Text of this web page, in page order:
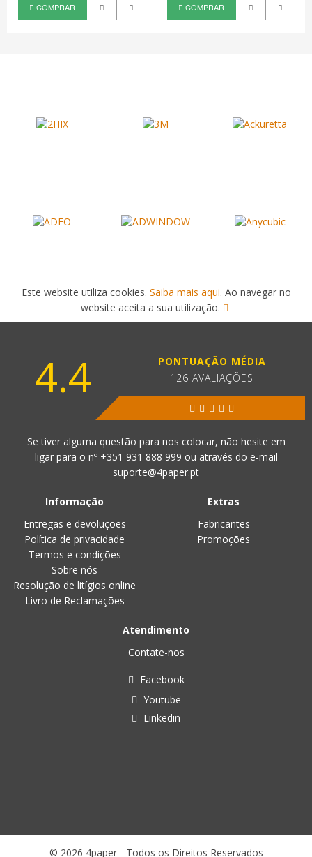
COMPRAR COMPRAR
Este website utiliza cookies. Saiba mais aqui. Ao navegar no
website aceita a sua utilização.
4.4
PONTUAÇÃO MÉDIA
126 AVALIAÇÕES
Se tiver alguma questão para nos colocar, não hesite em
ligar para o nº +351 931 888 999 ou através do e-mail
suporte@4paper.pt
Informação
Entregas e devoluções
Política de privacidade
Termos e condições
Sobre nós
Resolução de litígios online
Livro de Reclamações
Extras
Fabricantes
Promoções
Atendimento
Contate-nos
Facebook
Youtube
Linkedin
© 2026 4paper - Todos os Direitos Reservados